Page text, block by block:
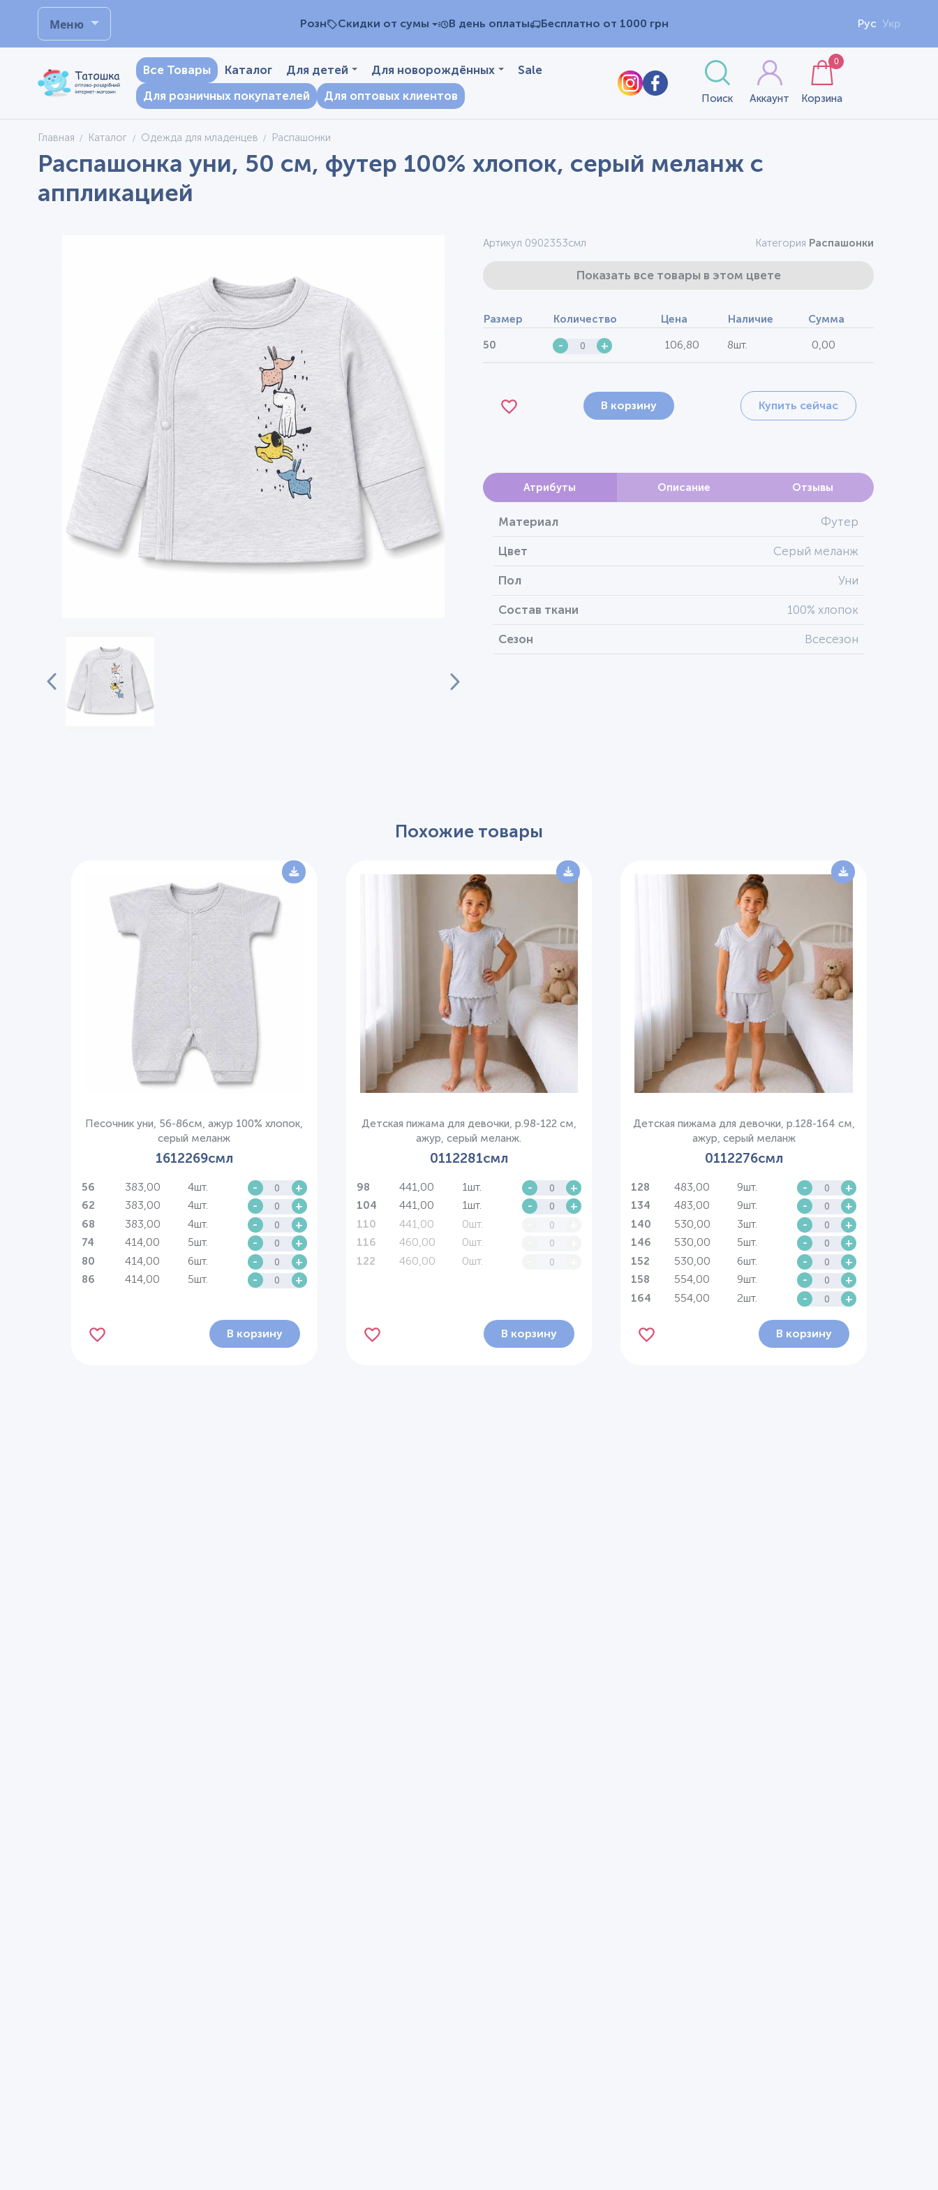
Меню Розн Скидки от сумы В день оплаты Бесплатно от 1000 грн Рус Укр
Все Товары Каталог Для детей Для новорождённых
Sale
Для розничных покупателей
Для оптовых клиентов Поиск Аккаунт Корзина
0
Главная Каталог Одежда для младенцев Распашонки
Распашонка уни, 50 см, футер 100% хлопок, серый меланж с
аппликацией
Артикул 0902353смл Категория Распашонки
Показать все товары в этом цвете
Размер Количество Цена Наличие Сумма
50 - + 106,80 8шт. 0,00
В корзину Купить сейчас
Атрибуты Описание Отзывы
Материал Футер
Цвет Серый меланж
Пол Уни
Состав ткани 100% хлопок
Сезон Всесезон
Похожие товары
Песочник уни, 56-86см, ажур 100% хлопок,
серый меланж
1612269смл
56 383,00 4шт. - +
62 383,00 4шт. - +
68 383,00 4шт. - +
74 414,00 5шт. - +
80 414,00 6шт. - +
86 414,00 5шт. - +
В корзину
Детская пижама для девочки, р.98-122 см,
ажур, серый меланж.
0112281смл
98 441,00 1шт. - +
104 441,00 1шт. - +
110 441,00 0шт.
116 460,00 0шт.
122 460,00 0шт.
В корзину
Детская пижама для девочки, р.128-164 см,
ажур, серый меланж
0112276смл
128 483,00 9шт. - +
134 483,00 9шт. - +
140 530,00 3шт. - +
146 530,00 5шт. - +
152 530,00 6шт. - +
158 554,00 9шт. - +
164 554,00 2шт. - +
В корзину